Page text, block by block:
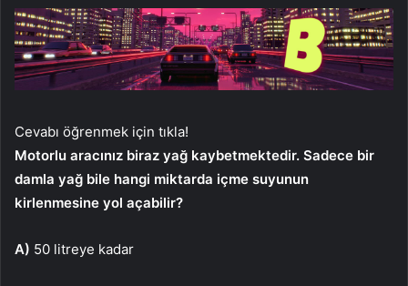
Cevabı öğrenmek için tıkla!
Motorlu aracınız biraz yağ kaybetmektedir. Sadece bir
damla yağ bile hangi miktarda içme suyunun
kirlenmesine yol açabilir?
A) 50 litreye kadar